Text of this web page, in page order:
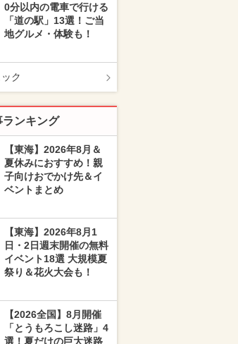
0分以内の電車で行ける
「道の駅」13選！ご当
地グルメ・体験も！
ク
ンキング
【東海】2026年8月＆
夏休みにおすすめ！親
子向けおでかけ先＆イ
ベントまとめ
【東海】2026年8月1
日・2日週末開催の無料
イベント18選 大規模夏
祭り＆花火大会も！
【2026全国】8月開催
「とうもろこし迷路」4
選！夏だけの巨大迷路